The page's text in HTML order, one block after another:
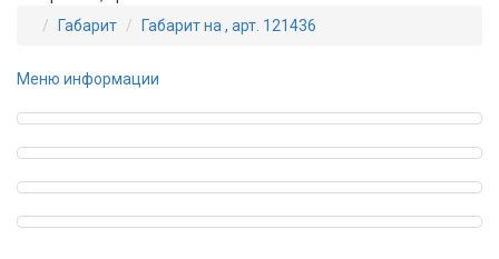
Габарит
Габарит на , арт. 121436
Меню информации